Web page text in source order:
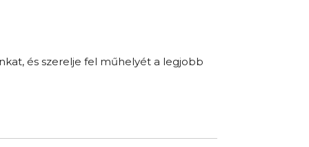
és szerelje fel műhelyét a legjobb